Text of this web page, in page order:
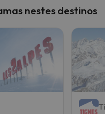
nestes destinos